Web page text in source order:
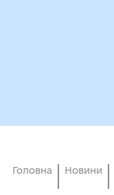
Головна Новини